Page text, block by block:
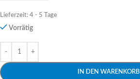
Lieferzeit: 4 - 5 Tage
Vorrätig
IN DEN WARENKORB
Alternative: